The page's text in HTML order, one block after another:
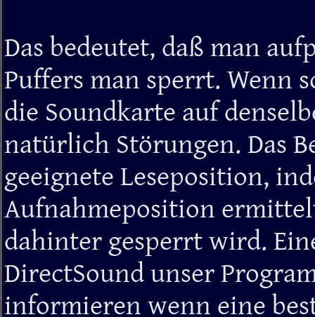
Das bedeutet, daß man
Puffers man sperrt. Wenn
die Soundkarte auf
natürlich Störungen. Das
geeignete Leseposition,
Aufnahmeposition
dahinter gesperrt wird.
DirectSound unser
informieren wenn eine